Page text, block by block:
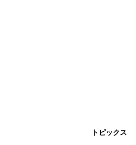
トピックス